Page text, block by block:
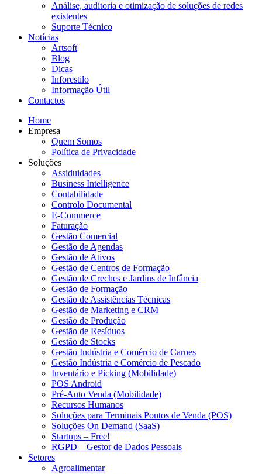
Análise, auditoria e otimização de soluções de redes
existentes
Suporte Técnico
Notícias
Artsoft
Blog
Dicas
Inforestilo
Informação Útil
Contactos
Home
Empresa
Quem Somos
Política de Privacidade
Soluções
Assiduidades
Business Intelligence
Contabilidade
Controlo Documental
E-Commerce
Faturação
Gestão Comercial
Gestão de Agendas
Gestão de Ativos
Gestão de Centros de Formação
Gestão de Creches e Jardins de Infância
Gestão de Formação
Gestão de Assistências Técnicas
Gestão de Marketing e CRM
Gestão de Produção
Gestão de Resíduos
Gestão de Stocks
Gestão Indústria e Comércio de Carnes
Gestão Indústria e Comércio de Pescado
Inventário e Picking (Mobilidade)
POS Android
Pré-Auto Venda (Mobilidade)
Recursos Humanos
Soluções para Terminais Pontos de Venda (POS)
Soluções On Demand (SaaS)
Startups – Free!
RGPD – Gestor de Dados Pessoais
Setores
Agroalimentar